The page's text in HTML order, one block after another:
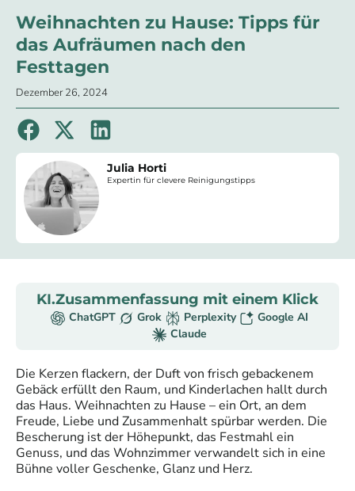
Weihnachten zu Hause: Tipps für
das Aufräumen nach den
Festtagen
Dezember 26, 2024
Julia Horti
Expertin für clevere Reinigungstipps
KI.Zusammenfassung mit einem Klick
ChatGPT Grok Perplexity
Google AI
Claude
Die Kerzen flackern, der Duft von frisch gebackenem
Gebäck erfüllt den Raum, und Kinderlachen hallt durch
das Haus. Weihnachten zu Hause – ein Ort, an dem
Freude, Liebe und Zusammenhalt spürbar werden. Die
Bescherung ist der Höhepunkt, das Festmahl ein
Genuss, und das Wohnzimmer verwandelt sich in eine
Bühne voller Geschenke, Glanz und Herz.